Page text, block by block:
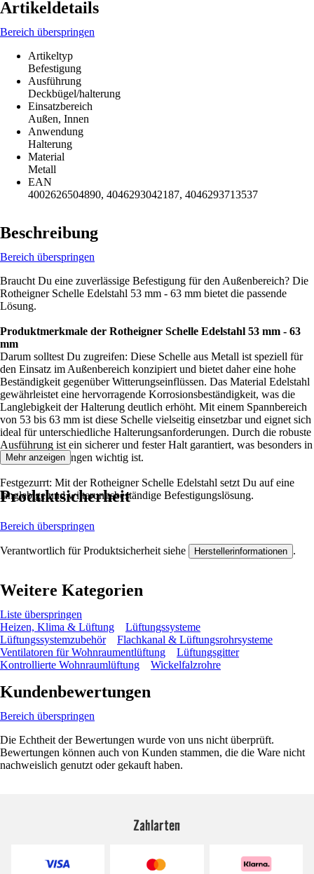
Artikeldetails
Bereich überspringen
Artikeltyp
Befestigung
Ausführung
Deckbügel/halterung
Einsatzbereich
Außen, Innen
Anwendung
Halterung
Material
Metall
EAN
4002626504890, 4046293042187, 4046293713537
Beschreibung
Bereich überspringen
Braucht Du eine zuverlässige Befestigung für den Außenbereich? Die
Rotheigner Schelle Edelstahl 53 mm - 63 mm bietet die passende
Lösung.
Produktmerkmale der Rotheigner Schelle Edelstahl 53 mm - 63
mm
Darum solltest Du zugreifen: Diese Schelle aus Metall ist speziell für
den Einsatz im Außenbereich konzipiert und bietet daher eine hohe
Beständigkeit gegenüber Witterungseinflüssen. Das Material Edelstahl
gewährleistet eine hervorragende Korrosionsbeständigkeit, was die
Langlebigkeit der Halterung deutlich erhöht. Mit einem Spannbereich
von 53 bis 63 mm ist diese Schelle vielseitig einsetzbar und eignet sich
ideal für unterschiedliche Halterungsanforderungen. Durch die robuste
Ausführung ist ein sicherer und fester Halt garantiert, was besonders in
Außenanwendungen wichtig ist.
Festgezurrt: Mit der Rotheigner Schelle Edelstahl setzt Du auf eine
langlebige und witterungsbeständige Befestigungslösung.
Mehr anzeigen
Produktsicherheit
Bereich überspringen
Verantwortlich für Produktsicherheit siehe Herstellerinformationen .
Weitere Kategorien
Liste überspringen
Heizen, Klima & Lüftung
Lüftungssysteme
Lüftungssystemzubehör
Flachkanal & Lüftungsrohrsysteme
Ventilatoren für Wohnraumentlüftung
Lüftungsgitter
Kontrollierte Wohnraumlüftung
Wickelfalzrohre
Kundenbewertungen
Bereich überspringen
Die Echtheit der Bewertungen wurde von uns nicht überprüft.
Bewertungen können auch von Kunden stammen, die die Ware nicht
nachweislich genutzt oder gekauft haben.
Zahlarten